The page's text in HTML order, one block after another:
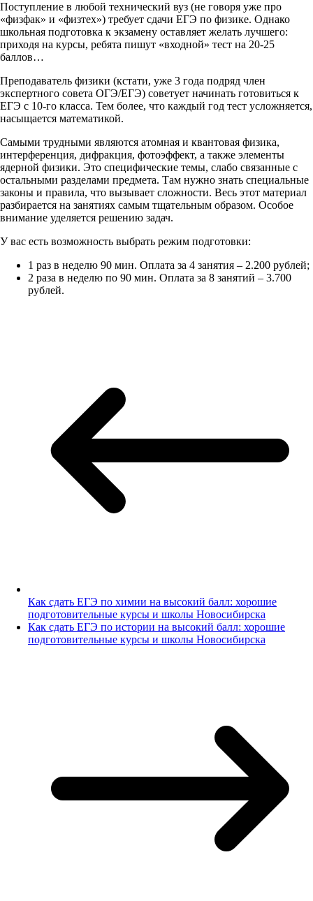
Поступление в любой технический вуз (не говоря уже про
«физфак» и «физтех») требует сдачи ЕГЭ по физике. Однако
школьная подготовка к экзамену оставляет желать лучшего:
приходя на курсы, ребята пишут «входной» тест на 20-25
баллов…
Преподаватель физики (кстати, уже 3 года подряд член
экспертного совета ОГЭ/ЕГЭ) советует начинать готовиться к
ЕГЭ с 10-го класса. Тем более, что каждый год тест усложняется,
насыщается математикой.
Самыми трудными являются атомная и квантовая физика,
интерференция, дифракция, фотоэффект, а также элементы
ядерной физики. Это специфические темы, слабо связанные с
остальными разделами предмета. Там нужно знать специальные
законы и правила, что вызывает сложности. Весь этот материал
разбирается на занятиях самым тщательным образом. Особое
внимание уделяется решению задач.
У вас есть возможность выбрать режим подготовки:
1 раз в неделю 90 мин. Оплата за 4 занятия – 2.200 рублей;
2 раза в неделю по 90 мин. Оплата за 8 занятий – 3.700
рублей.
Как сдать ЕГЭ по химии на высокий балл: хорошие
подготовительные курсы и школы Новосибирска
Как сдать ЕГЭ по истории на высокий балл: хорошие
подготовительные курсы и школы Новосибирска